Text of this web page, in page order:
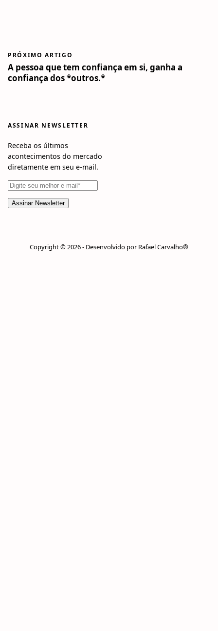
PRÓXIMO ARTIGO
A pessoa que tem confiança em si, ganha a
confiança dos *outros.*
ASSINAR NEWSLETTER
Receba os últimos
acontecimentos do mercado
diretamente em seu e-mail.
Copyright © 2026 - Desenvolvido por Rafael Carvalho®